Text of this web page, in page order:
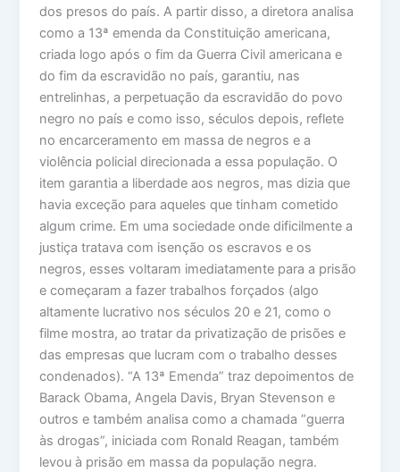
dos presos do país. A partir disso, a diretora analisa
como a 13ª emenda da Constituição americana,
criada logo após o fim da Guerra Civil americana e
do fim da escravidão no país, garantiu, nas
entrelinhas, a perpetuação da escravidão do povo
negro no país e como isso, séculos depois, reflete
no encarceramento em massa de negros e a
violência policial direcionada a essa população. O
item garantia a liberdade aos negros, mas dizia que
havia exceção para aqueles que tinham cometido
algum crime. Em uma sociedade onde dificilmente a
justiça tratava com isenção os escravos e os
negros, esses voltaram imediatamente para a prisão
e começaram a fazer trabalhos forçados (algo
altamente lucrativo nos séculos 20 e 21, como o
filme mostra, ao tratar da privatização de prisões e
das empresas que lucram com o trabalho desses
condenados). “A 13ª Emenda” traz depoimentos de
Barack Obama, Angela Davis, Bryan Stevenson e
outros e também analisa como a chamada “guerra
às drogas”, iniciada com Ronald Reagan, também
levou à prisão em massa da população negra.